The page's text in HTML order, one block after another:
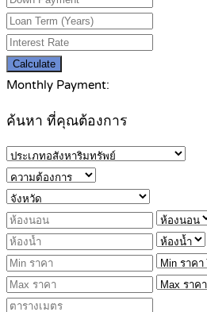
Calculate
Monthly Payment:
ค้นหา ที่คุณต้องการ